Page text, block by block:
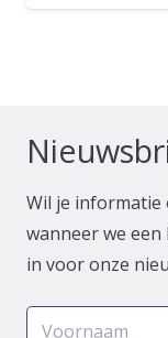
Wil je
wanneer we
in voor onze